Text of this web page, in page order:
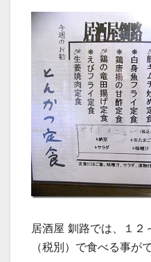
居酒屋 釧路では、１
（税別）で食べる事が